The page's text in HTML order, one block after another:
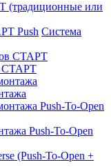
(традиционные или
Система
СТАРТ
Push-To-Open